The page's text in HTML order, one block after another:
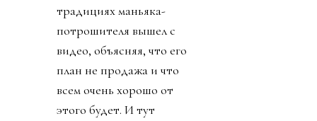
традициях маньяка-
потрошителя вышел с
видео, объясняя, что его
план не продажа и что
всем очень хорошо от
этого будет. И тут